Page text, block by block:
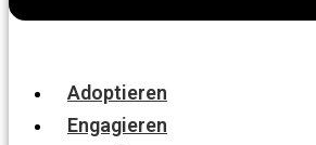
Adoptieren
Engagieren